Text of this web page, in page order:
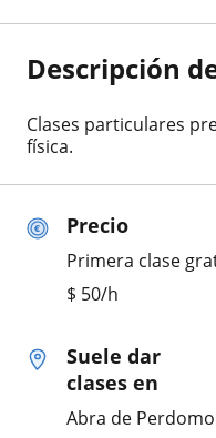
Precio
Primera clase
$ 50/h
Suele dar
clases en
Abra de Perdomo
Descripción
Clases particulares
física.